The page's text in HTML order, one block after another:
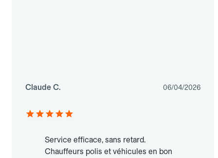
Claude C. 06/04/2026
Service efficace, sans retard.
Chauffeurs polis et véhicules en bon